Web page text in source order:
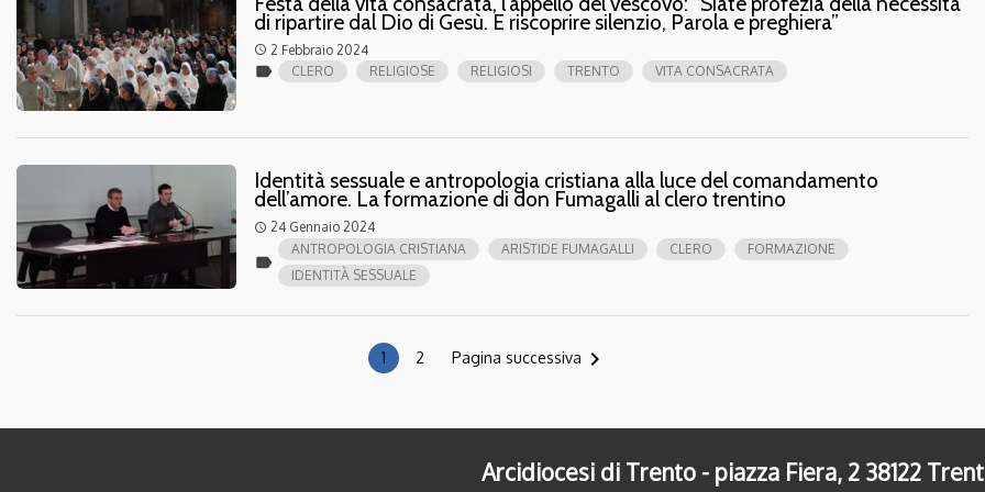
di ripartire dal Dio di Gesù. E riscoprire silenzio, Parola e preghiera”
access_time 2 Febbraio 2024
label CLERO RELIGIOSE RELIGIOSI TRENTO VITA CONSACRATA
Identità sessuale e antropologia cristiana alla luce del comandamento
dell’amore. La formazione di don Fumagalli al clero trentino
access_time 24 Gennaio 2024
label
ANTROPOLOGIA CRISTIANA ARISTIDE FUMAGALLI CLERO
FORMAZIONE
IDENTITÀ SESSUALE
1 2 Pagina successiva navigate_next
Arcidiocesi di Trento - piazza Fiera, 2 38122